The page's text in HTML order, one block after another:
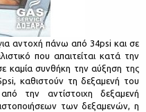
αντοχή πάνω από 34psi και σε
που απαιτείται κατά την
καμία συνθήκη την αύξηση της
καθιστούν τη δεξαμενή του
την αντίστοιχη δεξαμενή
των δεξαμενών, η